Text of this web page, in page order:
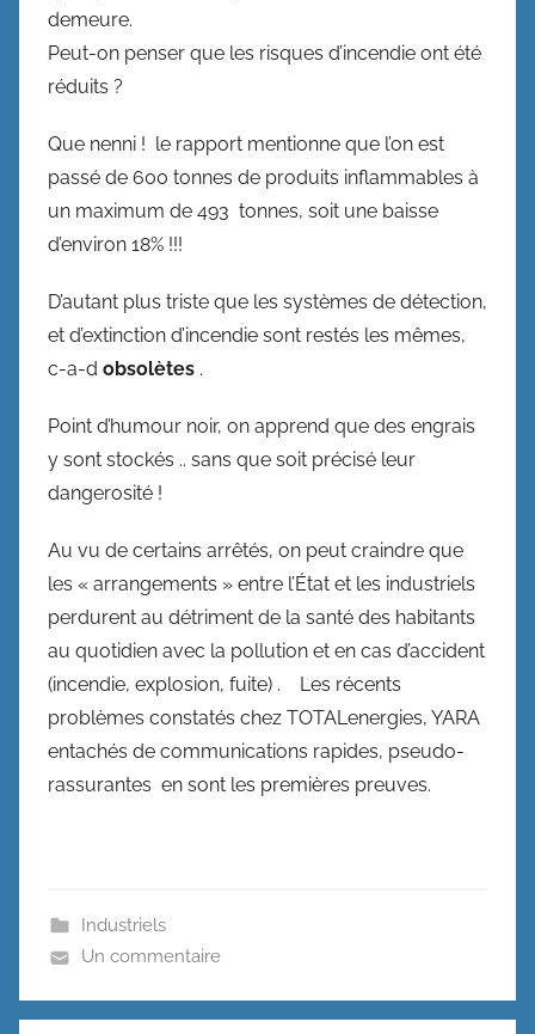
demeure.
Peut-on penser que les risques d’incendie ont été
réduits ?
Que nenni ! le rapport mentionne que l’on est
passé de 600 tonnes de produits inflammables à
un maximum de 493 tonnes, soit une baisse
d’environ 18% !!!
D’autant plus triste que les systèmes de détection,
et d’extinction d’incendie sont restés les mêmes,
c-a-d obsolètes .
Point d’humour noir, on apprend que des engrais
y sont stockés .. sans que soit précisé leur
dangerosité !
Au vu de certains arrêtés, on peut craindre que
les « arrangements » entre l’État et les industriels
perdurent au détriment de la santé des habitants
au quotidien avec la pollution et en cas d’accident
(incendie, explosion, fuite) . Les récents
problèmes constatés chez TOTALenergies, YARA
entachés de communications rapides, pseudo-
rassurantes en sont les premières preuves.
Industriels
Un commentaire